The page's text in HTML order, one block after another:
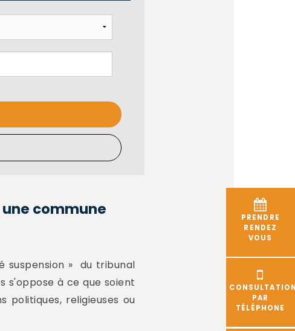
PRENDRE
RENDEZ
VOUS
PAR
TÉLÉPHONE
commune
suspension » du tribunal
s'oppose à ce que soient
politiques, religieuses ou